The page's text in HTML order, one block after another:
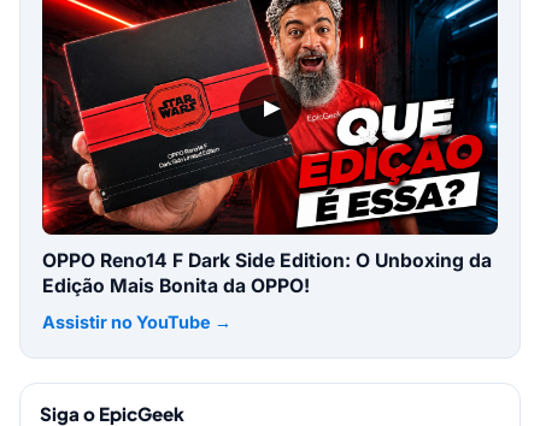
▶
OPPO Reno14 F Dark Side Edition: O Unboxing da
Edição Mais Bonita da OPPO!
Assistir no YouTube →
Siga o EpicGeek